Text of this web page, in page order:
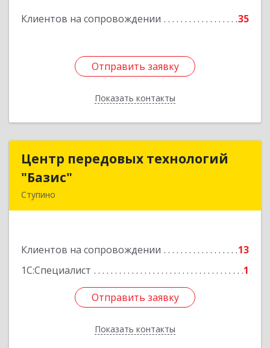
Клиентов на сопровождении 35
Отправить заявку
Показать контакты
Отправить заявку
Назад
Центр передовых технологий
"Базис"
Ступино
Клиентов на сопровождении
13
1С:Специалист
1
Отправить заявку
Показать контакты
Центр передовых технологий
Подробнее
Отправить заявку
Назад